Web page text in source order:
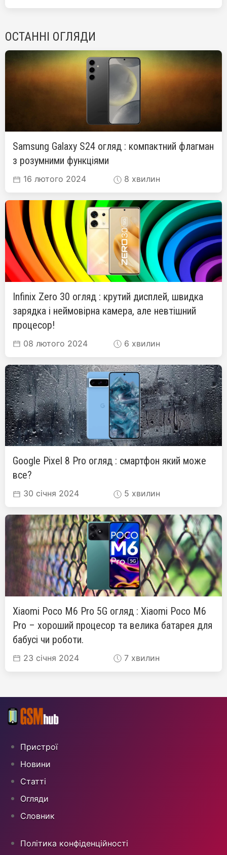
ОСТАННІ ОГЛЯДИ
Samsung Galaxy S24 огляд : компактний флагман
з розумними функціями
16 лютого 2024 8 хвилин
Infinix Zero 30 огляд : крутий дисплей, швидка
зарядка і неймовірна камера, але невтішний
процесор!
08 лютого 2024 6 хвилин
Google Pixel 8 Pro огляд : смартфон який може
все?
30 січня 2024 5 хвилин
Xiaomi Poco M6 Pro 5G огляд : Xiaomi Poco M6
Pro – хороший процесор та велика батарея для
бабусі чи роботи.
23 січня 2024 7 хвилин
Пристрої
Новини
Статті
Огляди
Cловник
Політика конфіденційності